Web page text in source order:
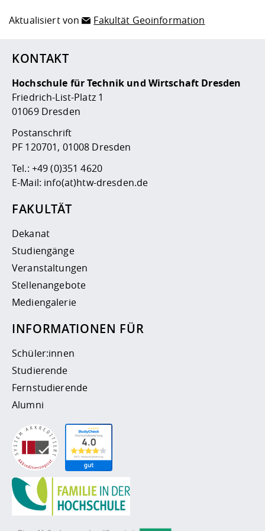
Aktualisiert von Fakultät Geoinformation
KONTAKT
Hochschule für Technik und Wirtschaft Dresden
Friedrich-List-Platz 1
01069 Dresden
Postanschrift
PF 120701, 01008 Dresden
Tel.: +49 (0)351 4620
E-Mail: info(at)htw-dresden.de
FAKULTÄT
Dekanat
Studiengänge
Veranstaltungen
Stellenangebote
Mediengalerie
INFORMATIONEN FÜR
Schüler:innen
Studierende
Fernstudierende
Alumni